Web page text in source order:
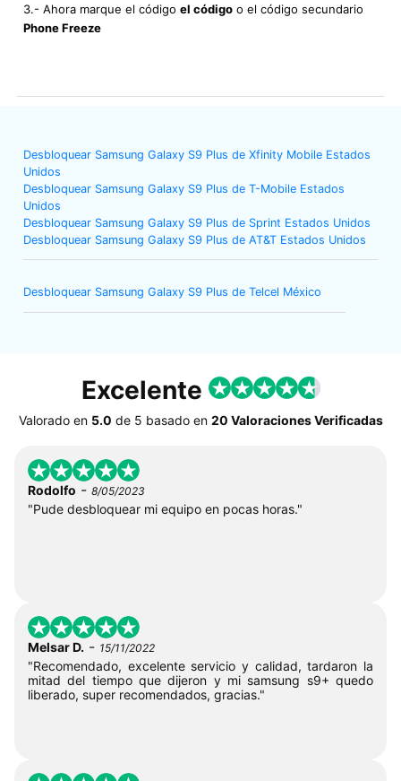
3.- Ahora marque el código el código o el código secundario
Phone Freeze
Desbloquear Samsung Galaxy S9 Plus de Xfinity Mobile Estados
Unidos
Desbloquear Samsung Galaxy S9 Plus de T-Mobile Estados
Unidos
Desbloquear Samsung Galaxy S9 Plus de Sprint Estados Unidos
Desbloquear Samsung Galaxy S9 Plus de AT&T Estados Unidos
Desbloquear Samsung Galaxy S9 Plus de Telcel México
Excelente
Valorado en 5.0 de 5 basado en 20 Valoraciones Verificadas
Rodolfo - 8/05/2023
"Pude desbloquear mi equipo en pocas horas."
Melsar D. - 15/11/2022
"Recomendado, excelente servicio y calidad, tardaron la
mitad del tiempo que dijeron y mi samsung s9+ quedo
liberado, super recomendados, gracias."